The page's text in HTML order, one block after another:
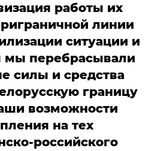
работы их
линии
ситуации и
мы перебрасывали
силы и средства
границу
возможности
на тех
российского